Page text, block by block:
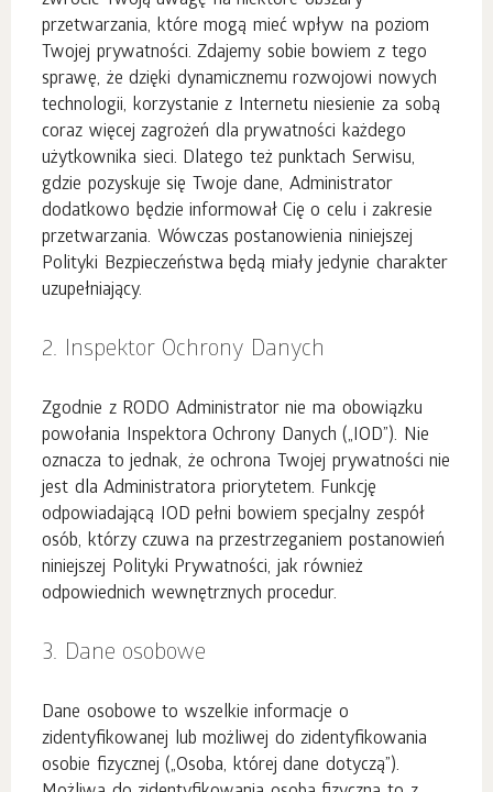
przetwarzania, które mogą mieć wpływ na poziom
Twojej prywatności. Zdajemy sobie bowiem z tego
sprawę, że dzięki dynamicznemu rozwojowi nowych
technologii, korzystanie z Internetu niesienie za sobą
coraz więcej zagrożeń dla prywatności każdego
użytkownika sieci. Dlatego też punktach Serwisu,
gdzie pozyskuje się Twoje dane, Administrator
dodatkowo będzie informował Cię o celu i zakresie
przetwarzania. Wówczas postanowienia niniejszej
Polityki Bezpieczeństwa będą miały jedynie charakter
uzupełniający.
2. Inspektor Ochrony Danych
Zgodnie z RODO Administrator nie ma obowiązku
powołania Inspektora Ochrony Danych („IOD”). Nie
oznacza to jednak, że ochrona Twojej prywatności nie
jest dla Administratora priorytetem. Funkcję
odpowiadającą IOD pełni bowiem specjalny zespół
osób, którzy czuwa na przestrzeganiem postanowień
niniejszej Polityki Prywatności, jak również
odpowiednich wewnętrznych procedur.
3. Dane osobowe
Dane osobowe to wszelkie informacje o
zidentyfikowanej lub możliwej do zidentyfikowania
osobie fizycznej („Osoba, której dane dotyczą”).